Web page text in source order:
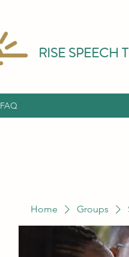
RISE SPEECH
FAQ
Home Groups